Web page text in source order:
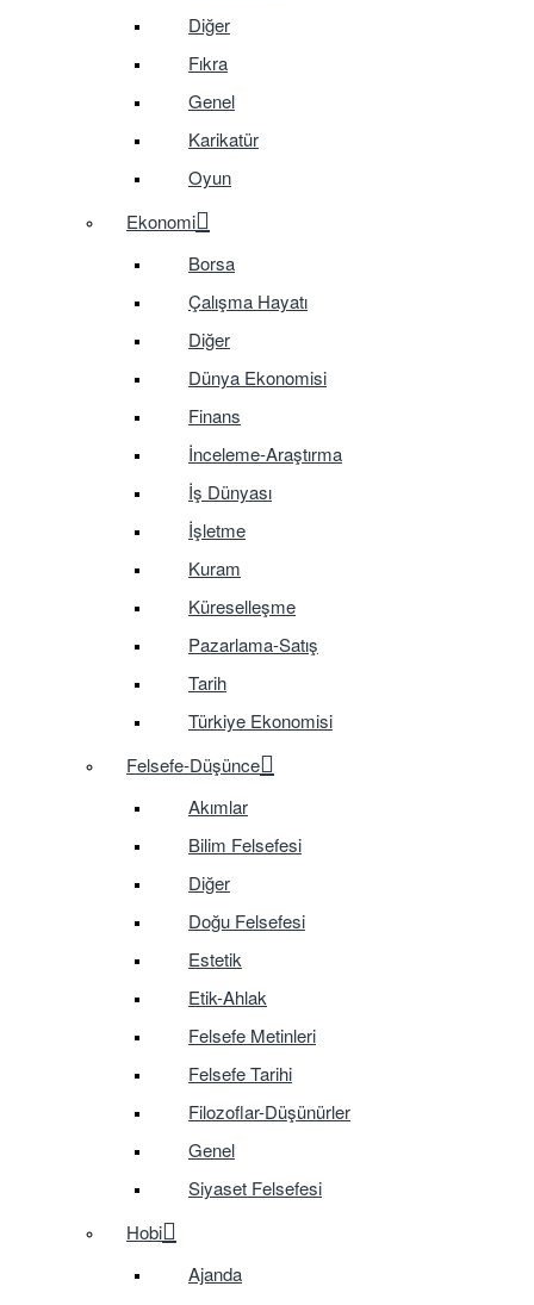
Diğer
Fıkra
Genel
Karikatür
Oyun
Ekonomi
Borsa
Çalışma Hayatı
Diğer
Dünya Ekonomisi
Finans
İnceleme-Araştırma
İş Dünyası
İşletme
Kuram
Küreselleşme
Pazarlama-Satış
Tarih
Türkiye Ekonomisi
Felsefe-Düşünce
Akımlar
Bilim Felsefesi
Diğer
Doğu Felsefesi
Estetik
Etik-Ahlak
Felsefe Metinleri
Felsefe Tarihi
Filozoflar-Düşünürler
Genel
Siyaset Felsefesi
Hobi
Ajanda